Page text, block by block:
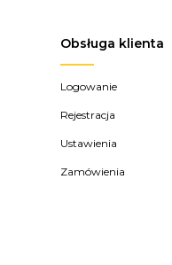
Obsługa klienta
Logowanie
Rejestracja
Ustawienia
Zamówienia